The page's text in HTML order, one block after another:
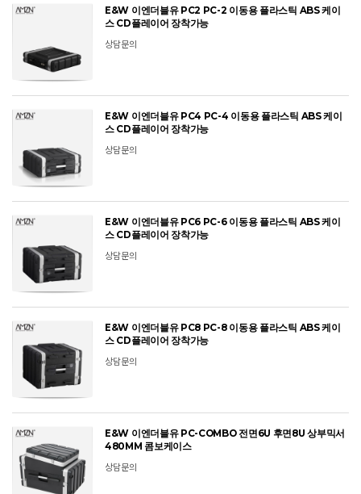
E&W 이엔더블유 PC2 PC-2 이동용 플라스틱 ABS 케이
스 CD플레이어 장착가능
상담문의
E&W 이엔더블유 PC4 PC-4 이동용 플라스틱 ABS 케이
스 CD플레이어 장착가능
상담문의
E&W 이엔더블유 PC6 PC-6 이동용 플라스틱 ABS 케이
스 CD플레이어 장착가능
상담문의
E&W 이엔더블유 PC8 PC-8 이동용 플라스틱 ABS 케이
스 CD플레이어 장착가능
상담문의
E&W 이엔더블유 PC-COMBO 전면6U 후면8U 상부믹서
480MM 콤보케이스
상담문의